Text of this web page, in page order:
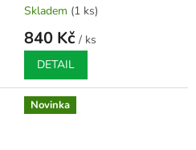
Skladem (1 ks)
840 Kč / ks
DETAIL
Novinka